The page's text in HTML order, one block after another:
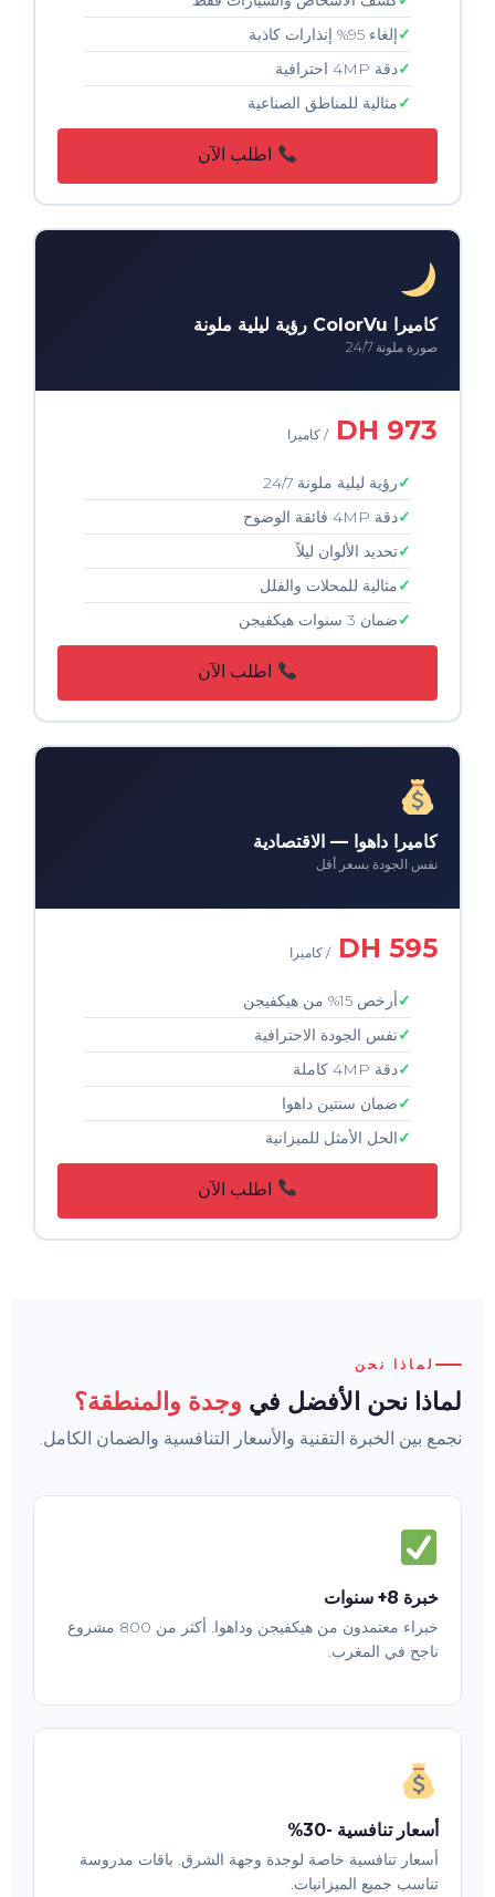
إلغاء 95% إنذارات كاذبة
دقة 4MP احترافية
مثالية للمناطق الصناعية
اطلب الآن
كاميرا ColorVu رؤية ليلية ملونة
صورة ملونة 24/7
973 DH / كاميرا
رؤية ليلية ملونة 24/7
دقة 4MP فائقة الوضوح
تحديد الألوان ليلاً
مثالية للمحلات والفلل
ضمان 3 سنوات هيكفيجن
اطلب الآن
كاميرا داهوا — الاقتصادية
نفس الجودة بسعر أقل
595 DH / كاميرا
أرخص 15% من هيكفيجن
نفس الجودة الاحترافية
دقة 4MP كاملة
ضمان سنتين داهوا
الحل الأمثل للميزانية
اطلب الآن
لماذا نحن
لماذا نحن الأفضل في وجدة والمنطقة؟
نجمع بين الخبرة التقنية والأسعار التنافسية والضمان الكامل.
خبرة 8+ سنوات
خبراء معتمدون من هيكفيجن وداهوا. أكثر من 800 مشروع
ناجح في المغرب.
أسعار تنافسية -30%
أسعار تنافسية خاصة لوجدة وجهة الشرق. باقات مدروسة
تناسب جميع الميزانيات.